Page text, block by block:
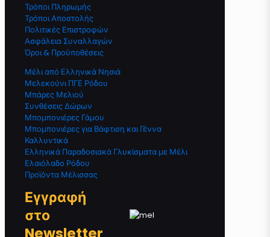
Τρόποι Πληρωμής
Τρόποι Αποστολής
Πολιτικές Επιστροφών
Ασφάλεια Συναλλαγών
Όροι & Προϋποθέσεις
Μέλι από Ελληνικά Νησιά
Μελεκούνι ΠΓΕ Ρόδου
Μπάρες Μελιού
Συνθέσεις Δώρων
Μπομπονιέρες Γάμου
Μπομπονιέρες για Βάφτιση και Γέννα
Καλλυντικά
Ελληνικά Παραδοσιακά Γλυκίσματα με Μέλι
Ελαιόλαδο Ρόδου
Προϊόντα Μέλισσας
Εγγραφή
στο